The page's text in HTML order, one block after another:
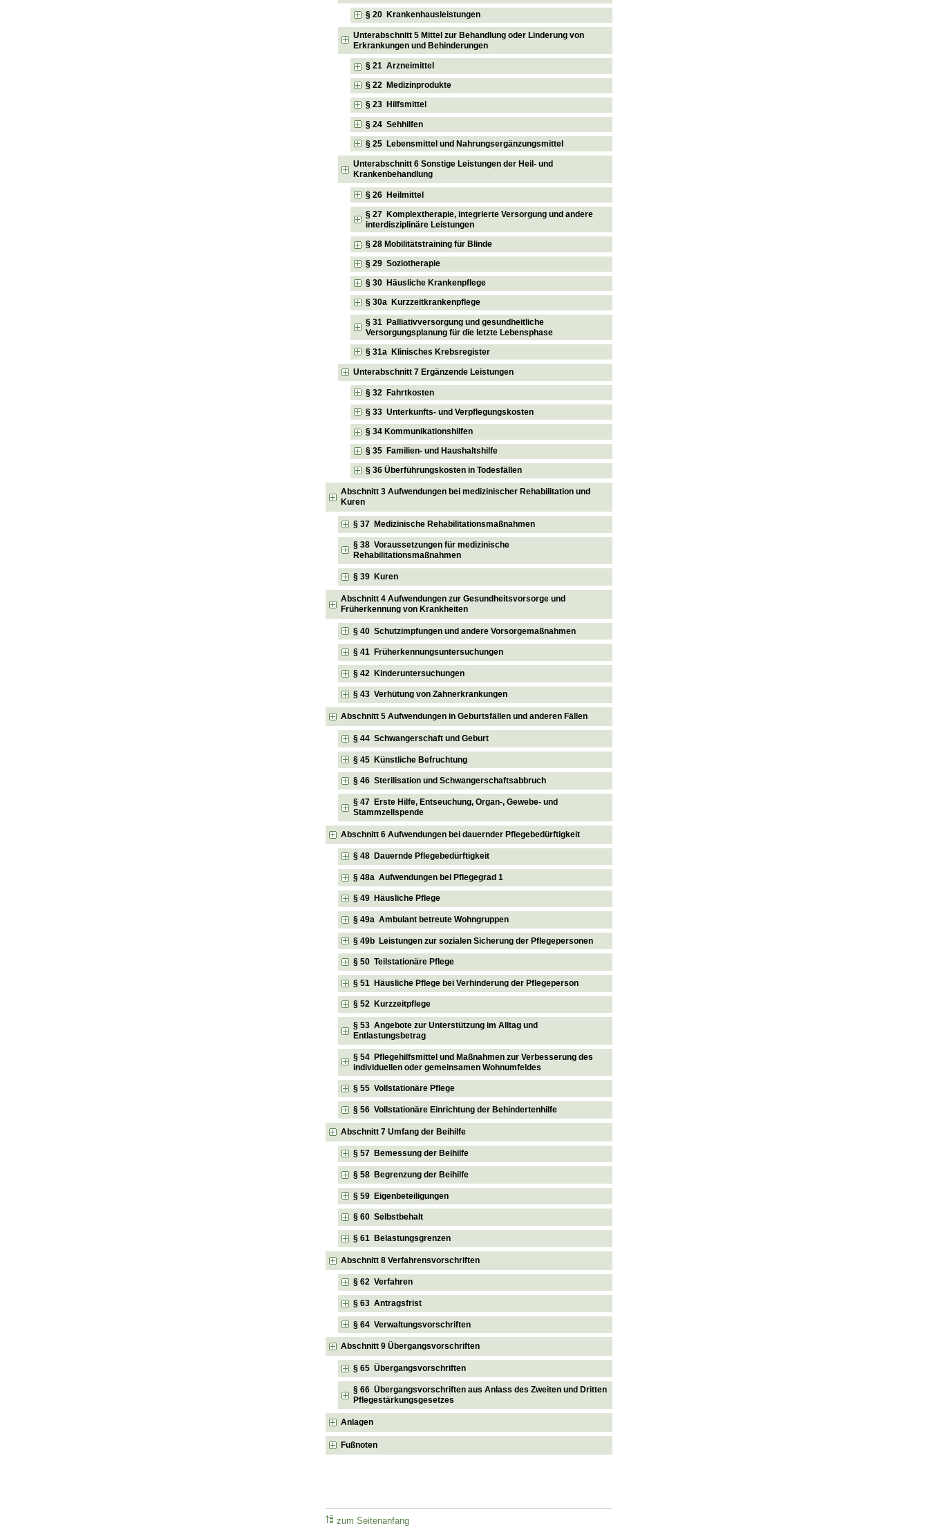
§ 20 Krankenhausleistungen
Unterabschnitt 5 Mittel zur Behandlung oder Linderung von
Erkrankungen und Behinderungen
§ 21 Arzneimittel
§ 22 Medizinprodukte
§ 23 Hilfsmittel
§ 24 Sehhilfen
§ 25 Lebensmittel und Nahrungsergänzungsmittel
Unterabschnitt 6 Sonstige Leistungen der Heil- und
Krankenbehandlung
§ 26 Heilmittel
§ 27 Komplextherapie, integrierte Versorgung und andere
interdisziplinäre Leistungen
§ 28 Mobilitätstraining für Blinde
§ 29 Soziotherapie
§ 30 Häusliche Krankenpflege
§ 30a Kurzzeitkrankenpflege
§ 31 Palliativversorgung und gesundheitliche
Versorgungsplanung für die letzte Lebensphase
§ 31a Klinisches Krebsregister
Unterabschnitt 7 Ergänzende Leistungen
§ 32 Fahrtkosten
§ 33 Unterkunfts- und Verpflegungskosten
§ 34 Kommunikationshilfen
§ 35 Familien- und Haushaltshilfe
§ 36 Überführungskosten in Todesfällen
Abschnitt 3 Aufwendungen bei medizinischer Rehabilitation und
Kuren
§ 37 Medizinische Rehabilitationsmaßnahmen
§ 38 Voraussetzungen für medizinische
Rehabilitationsmaßnahmen
§ 39 Kuren
Abschnitt 4 Aufwendungen zur Gesundheitsvorsorge und
Früherkennung von Krankheiten
§ 40 Schutzimpfungen und andere Vorsorgemaßnahmen
§ 41 Früherkennungsuntersuchungen
§ 42 Kinderuntersuchungen
§ 43 Verhütung von Zahnerkrankungen
Abschnitt 5 Aufwendungen in Geburtsfällen und anderen Fällen
§ 44 Schwangerschaft und Geburt
§ 45 Künstliche Befruchtung
§ 46 Sterilisation und Schwangerschaftsabbruch
§ 47 Erste Hilfe, Entseuchung, Organ-, Gewebe- und
Stammzellspende
Abschnitt 6 Aufwendungen bei dauernder Pflegebedürftigkeit
§ 48 Dauernde Pflegebedürftigkeit
§ 48a Aufwendungen bei Pflegegrad 1
§ 49 Häusliche Pflege
§ 49a Ambulant betreute Wohngruppen
§ 49b Leistungen zur sozialen Sicherung der Pflegepersonen
§ 50 Teilstationäre Pflege
§ 51 Häusliche Pflege bei Verhinderung der Pflegeperson
§ 52 Kurzzeitpflege
§ 53 Angebote zur Unterstützung im Alltag und
Entlastungsbetrag
§ 54 Pflegehilfsmittel und Maßnahmen zur Verbesserung des
individuellen oder gemeinsamen Wohnumfeldes
§ 55 Vollstationäre Pflege
§ 56 Vollstationäre Einrichtung der Behindertenhilfe
Abschnitt 7 Umfang der Beihilfe
§ 57 Bemessung der Beihilfe
§ 58 Begrenzung der Beihilfe
§ 59 Eigenbeteiligungen
§ 60 Selbstbehalt
§ 61 Belastungsgrenzen
Abschnitt 8 Verfahrensvorschriften
§ 62 Verfahren
§ 63 Antragsfrist
§ 64 Verwaltungsvorschriften
Abschnitt 9 Übergangsvorschriften
§ 65 Übergangsvorschriften
§ 66 Übergangsvorschriften aus Anlass des Zweiten und Dritten
Pflegestärkungsgesetzes
Anlagen
Fußnoten
zum Seitenanfang